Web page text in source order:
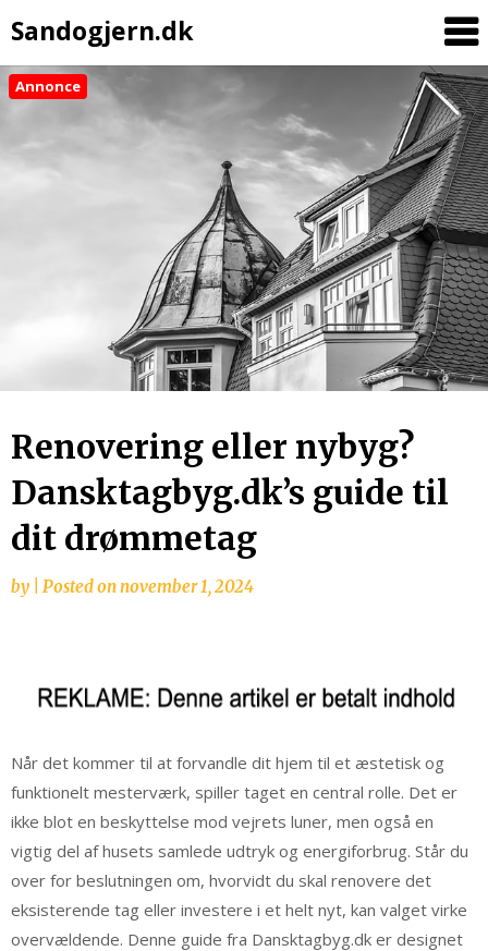
Sandogjern.dk
to
content
Annonce
Renovering eller nybyg?
Dansktagbyg.dk’s guide til
dit drømmetag
by Posted onnovember 1, 2024
Når det kommer til at forvandle dit hjem til et æstetisk og
funktionelt mesterværk, spiller taget en central rolle. Det er
ikke blot en beskyttelse mod vejrets luner, men også en
vigtig del af husets samlede udtryk og energiforbrug. Står du
over for beslutningen om, hvorvidt du skal renovere det
eksisterende tag eller investere i et helt nyt, kan valget virke
overvældende. Denne guide fra Dansktagbyg.dk er designet